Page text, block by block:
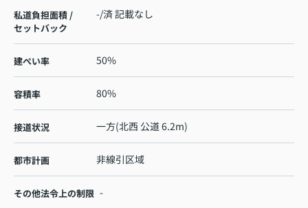
私道負担面積 /
セットバック
-/済 記載なし
建ぺい率 50%
容積率 80%
接道状況 一方(北西 公道 6.2m)
都市計画 非線引区域
その他法令上の制限 -